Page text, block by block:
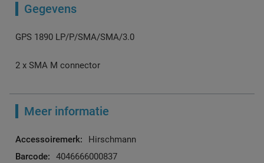
Gegevens
GPS 1890 LP/P/SMA/SMA/3.0
2 x SMA M connector
Meer informatie
Meer
informatie
Hirschmann
4046666000837